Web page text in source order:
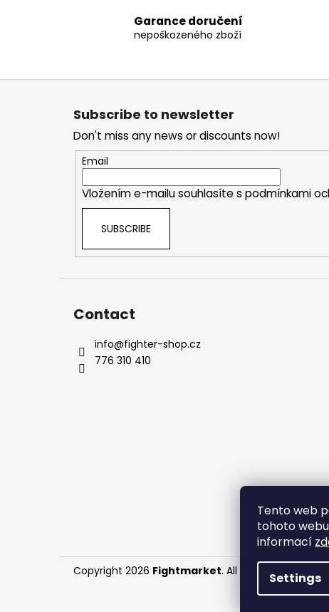
Tento web
tohoto
informací
Settings
Garance doručení
nepoškozeného zboží
F
Subscribe to newsletter
Don't miss any news or discounts now!
Email
Vložením e-mailu souhlasíte s podmínkami
SUBSCRIBE
Contact
info@fighter-shop.cz
776 310 410
Copyright 2026 Fightmarket. All rights reserved.